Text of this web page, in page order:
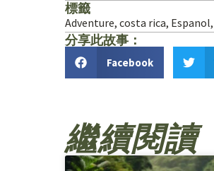
標籤
Adventure, costa rica, Espanol,
分享此故事：
Facebook
繼續閱讀